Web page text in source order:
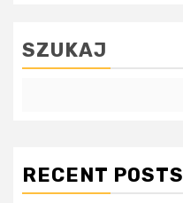
SZUKAJ
RECENT POSTS